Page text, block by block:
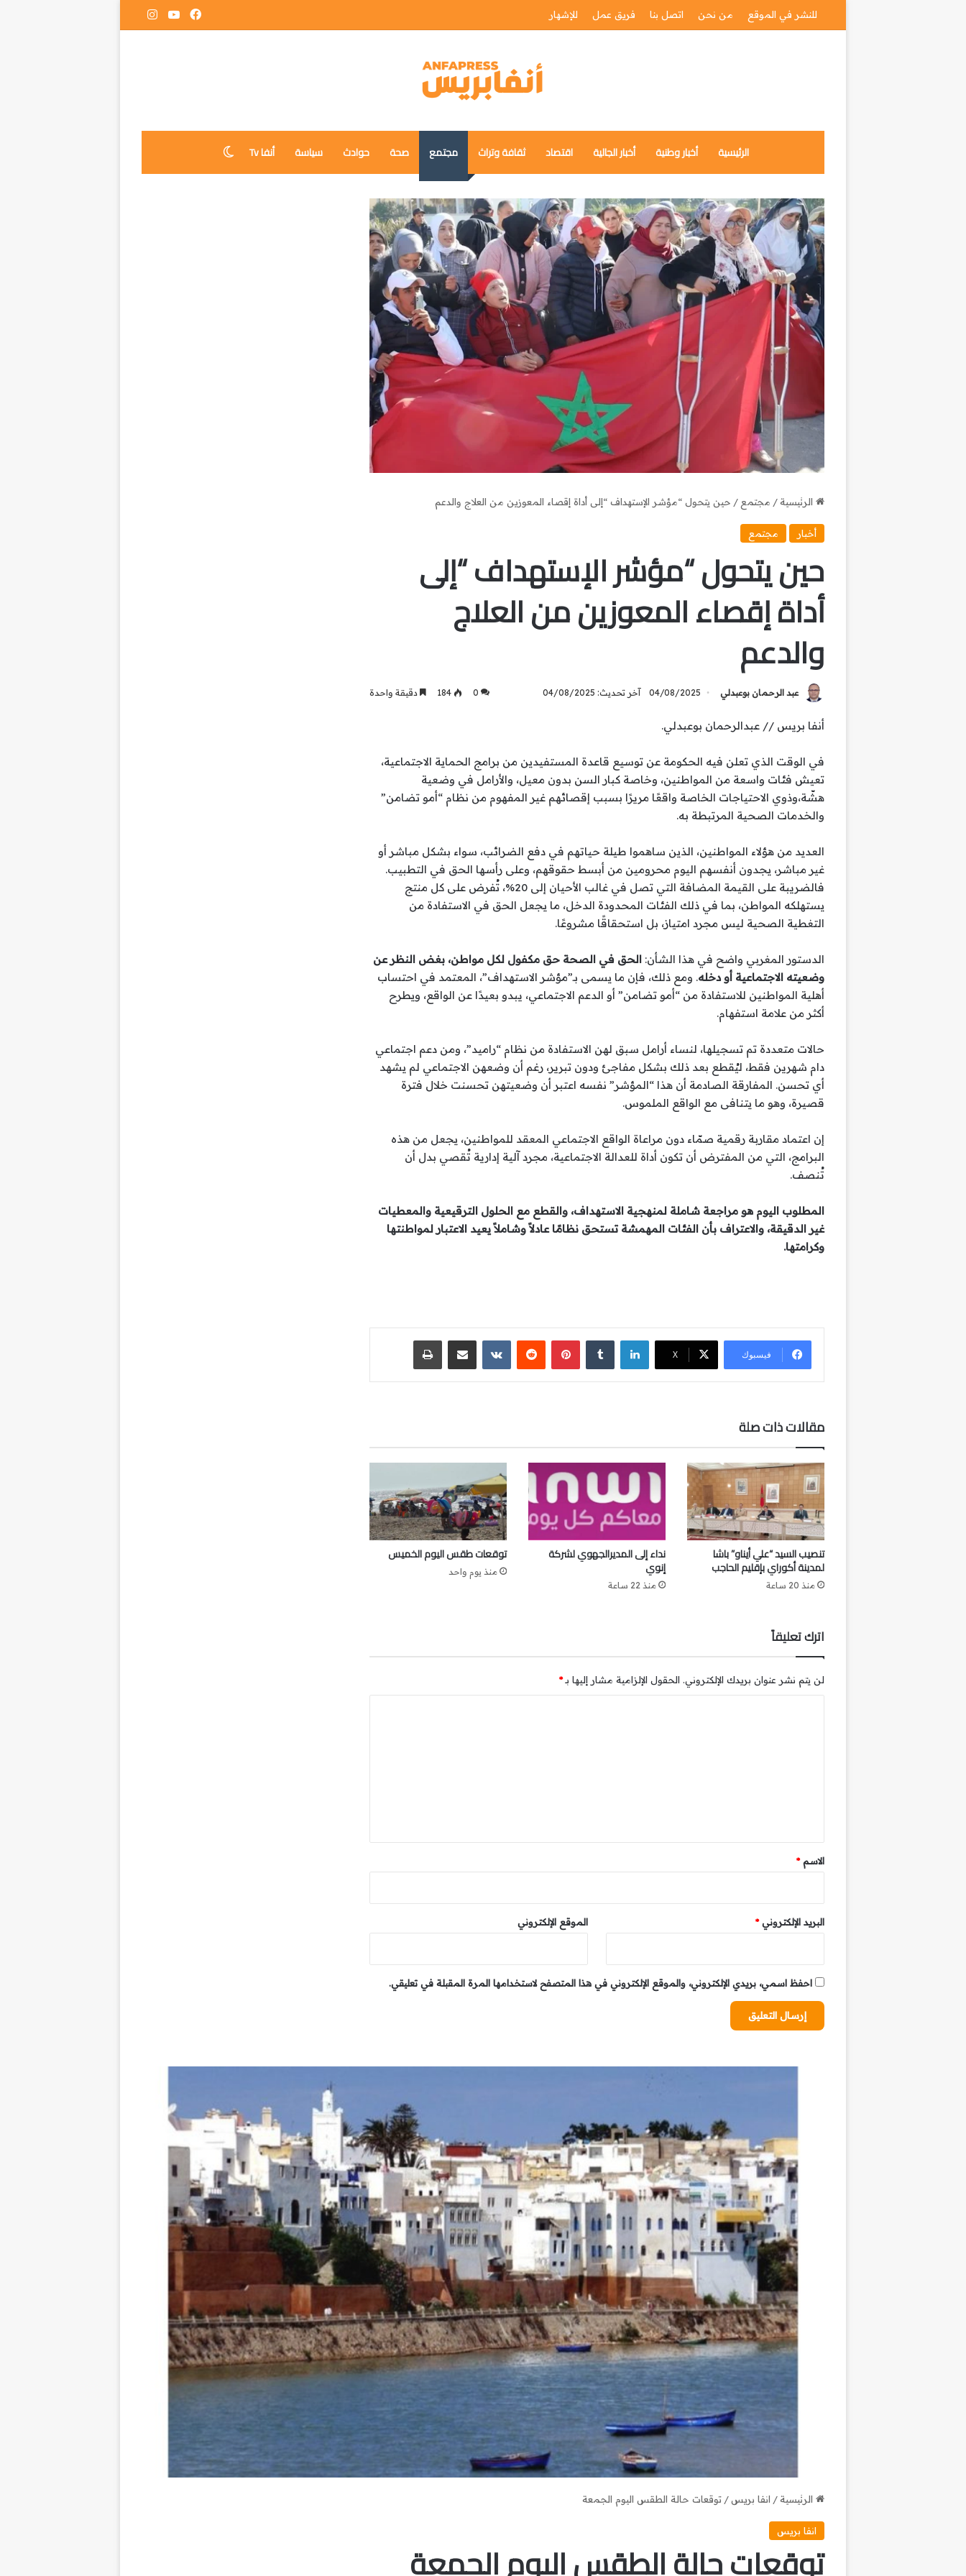
للنشر في الموقع من نحن اتصل بنا فريق عمل للإشهار فيسبوك‫YouTube
الرئيسية أخبار وطنية أخبار الجالية اقتصاد ثقافة وتراث مجتمع صحة حوادث سياسة أنفا Tv
الرئيسية/ مجتمع / حين يتحول “مؤشر الإستهداف “إلى أداة إقصاء المعوزين من العلاج والدعم
أخبار مجتمع
حين يتحول “مؤشر الإستهداف “إلى
أداة إقصاء المعوزين من العلاج
والدعم
عبد الرحمان بوعبدلي 04/08/2025 آخر تحديث: 04/08/2025 0
184 دقيقة واحدة
أنفا بريس // عبدالرحمان بوعبدلي.
في الوقت الذي تعلن فيه الحكومة عن توسيع قاعدة المستفيدين من برامج الحماية الاجتماعية،
تعيش فئات واسعة من المواطنين، وخاصة كبار السن بدون معيل، والأرامل في وضعية
هشّة،وذوي الاحتياجات الخاصة واقعًا مريرًا بسبب إقصائهم غير المفهوم من نظام “أمو تضامن”
والخدمات الصحية المرتبطة به.
العديد من هؤلاء المواطنين، الذين ساهموا طيلة حياتهم في دفع الضرائب، سواء بشكل مباشر أو
غير مباشر، يجدون أنفسهم اليوم محرومين من أبسط حقوقهم، وعلى رأسها الحق في التطبيب.
فالضريبة على القيمة المضافة التي تصل في غالب الأحيان إلى 20%، تُفرض على كل منتج
يستهلكه المواطن، بما في ذلك الفئات المحدودة الدخل، ما يجعل الحق في الاستفادة من
التغطية الصحية ليس مجرد امتياز، بل استحقاقًا مشروعًا.
الدستور المغربي واضح في هذا الشأن: الحق في الصحة حق مكفول لكل مواطن، بغض النظر عن
وضعيته الاجتماعية أو دخله. ومع ذلك، فإن ما يسمى بـ”مؤشر الاستهداف”، المعتمد في احتساب
أهلية المواطنين للاستفادة من “أمو تضامن” أو الدعم الاجتماعي، يبدو بعيدًا عن الواقع، ويطرح
أكثر من علامة استفهام.
حالات متعددة تم تسجيلها، لنساء أرامل سبق لهن الاستفادة من نظام “راميد”، ومن دعم اجتماعي
دام شهرين فقط، ليُقطع بعد ذلك بشكل مفاجئ ودون تبرير، رغم أن وضعهن الاجتماعي لم يشهد
أي تحسن. المفارقة الصادمة أن هذا “المؤشر” نفسه اعتبر أن وضعيتهن تحسنت خلال فترة
قصيرة، وهو ما يتنافى مع الواقع الملموس.
إن اعتماد مقاربة رقمية صمّاء دون مراعاة الواقع الاجتماعي المعقد للمواطنين، يجعل من هذه
البرامج، التي من المفترض أن تكون أداة للعدالة الاجتماعية، مجرد آلية إدارية تُقصي بدل أن
تُنصف.
المطلوب اليوم هو مراجعة شاملة لمنهجية الاستهداف، والقطع مع الحلول الترقيعية والمعطيات
غير الدقيقة، والاعتراف بأن الفئات المهمشة تستحق نظامًا عادلاً وشاملاً يعيد الاعتبار لمواطنتها
وكرامتها.
فيسبوك ‫X
لينكدإن بينتيريست
مقالات ذات صلة
تنصيب السيد “علي أيناو” باشا
لمدينة أكوراي بإقليم الحاجب
منذ 20 ساعة
نداء إلى المديرالجهوي لشركة
إنوي
منذ 22 ساعة
توقعات طقس اليوم الخميس
منذ يوم واحد
اترك تعليقاً
لن يتم نشر عنوان بريدك الإلكتروني. الحقول الإلزامية مشار إليها بـ*
*
الاسم*
البريد الإلكتروني* الموقع الإلكتروني
احفظ اسمي، بريدي الإلكتروني، والموقع الإلكتروني في هذا المتصفح لاستخدامها المرة المقبلة في تعليقي.